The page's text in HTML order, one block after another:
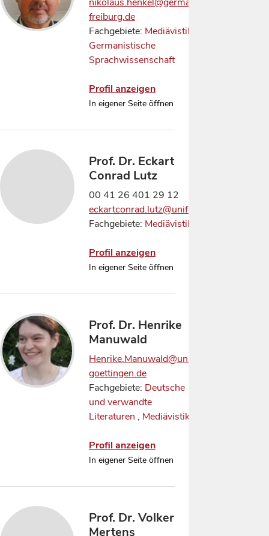
freiburg.de
Fachgebiete: Mediävistik
Germanistische
Sprachwissenschaft
Profil anzeigen
In eigener Seite öffnen
Prof. Dr. Eckart
Conrad Lutz
00 41 26 401 29 12
eckartconrad.lutz@unifr.ch
Fachgebiete: Mediävistik
Profil anzeigen
In eigener Seite öffnen
Prof. Dr. Henrike
Manuwald
Henrike.Manuwald@uni-
goettingen.de
Fachgebiete: Deutsche
und verwandte
Literaturen , Mediävistik
Profil anzeigen
In eigener Seite öffnen
Prof. Dr. Volker
Mertens